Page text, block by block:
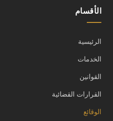
الأقسام
الرئيسية
الخدمات
القوانين
القرارات القضائية
الوقائع